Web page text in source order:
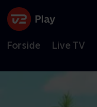
Forside Live TV